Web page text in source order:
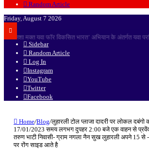
Random Article
Friday, August 7 2026
Sidebar
Random Article
Log In
Instagram
YouTube
Twitter
Facebook
Home/Blog/लुहारली टोल प्लाजा दादरी पर लोकल दबंगो
17/01/2023 समय लगभग दुपहर 2:00 बजे एक वाहन से प्रवेंद्र
तरुण भाटी निवासी- ग्राम नगला नैन सुख लुहारली अपने 15 से
पर रोंग साइड आते है